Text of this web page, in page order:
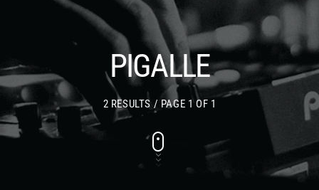
PIGALLE
2 RESULTS / PAGE 1 OF 1